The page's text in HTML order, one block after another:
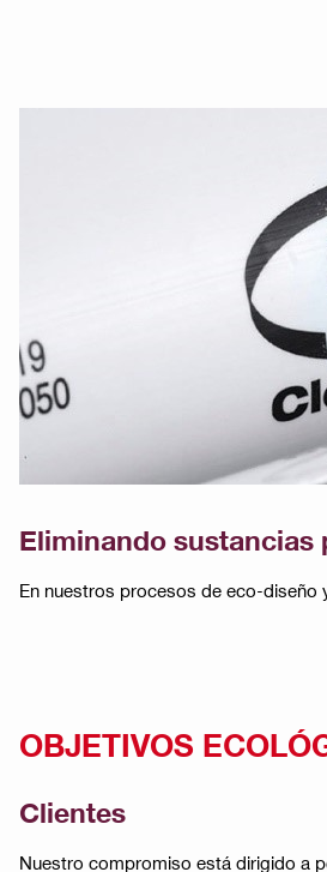
Eliminando sustancias
En nuestros procesos de eco-diseño
OBJETIVOS
Clientes
Nuestro compromiso está dirigido a